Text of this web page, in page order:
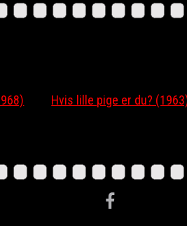
Hvis lille pige er du? (1963)